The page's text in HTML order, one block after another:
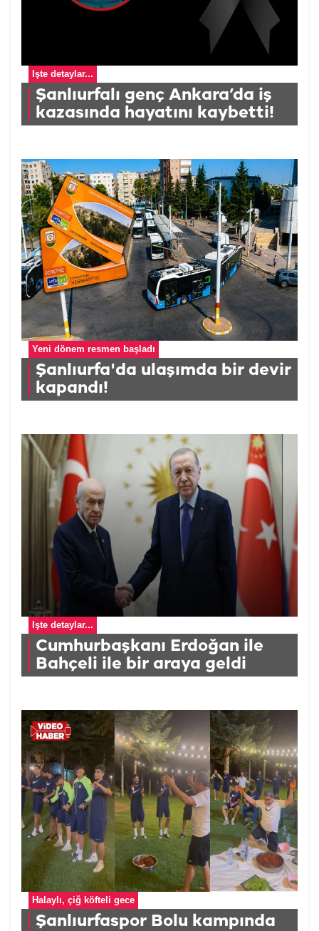
İşte detaylar...
Şanlıurfalı genç Ankara’da iş
kazasında hayatını kaybetti!
Yeni dönem resmen başladı
Şanlıurfa'da ulaşımda bir devir
kapandı!
İşte detaylar...
Cumhurbaşkanı Erdoğan ile
Bahçeli ile bir araya geldi
Halaylı, çiğ köfteli gece
Şanlıurfaspor Bolu kampında